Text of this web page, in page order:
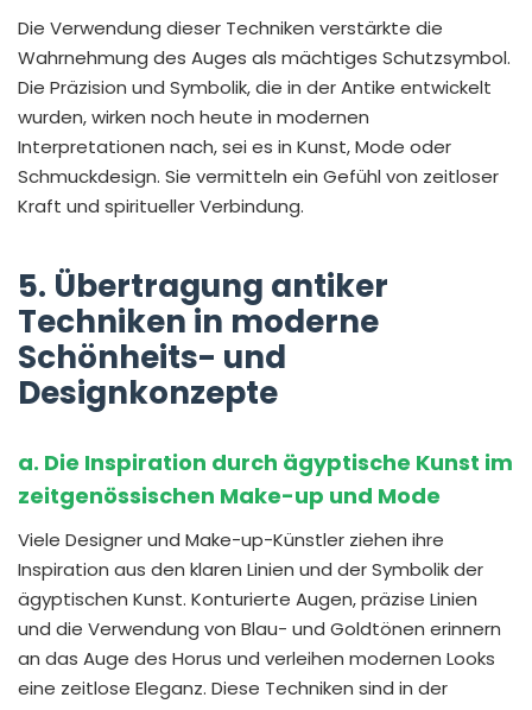
Die Verwendung dieser Techniken verstärkte die
Wahrnehmung des Auges als mächtiges Schutzsymbol.
Die Präzision und Symbolik, die in der Antike entwickelt
wurden, wirken noch heute in modernen
Interpretationen nach, sei es in Kunst, Mode oder
Schmuckdesign. Sie vermitteln ein Gefühl von zeitloser
Kraft und spiritueller Verbindung.
5. Übertragung antiker
Techniken in moderne
Schönheits- und
Designkonzepte
a. Die Inspiration durch ägyptische Kunst im
zeitgenössischen Make-up und Mode
Viele Designer und Make-up-Künstler ziehen ihre
Inspiration aus den klaren Linien und der Symbolik der
ägyptischen Kunst. Konturierte Augen, präzise Linien
und die Verwendung von Blau- und Goldtönen erinnern
an das Auge des Horus und verleihen modernen Looks
eine zeitlose Eleganz. Diese Techniken sind in der